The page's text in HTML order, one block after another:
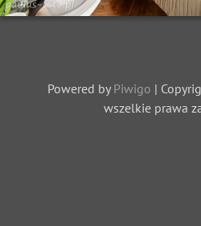
Powered by Piwigo |
wszelkie prawa